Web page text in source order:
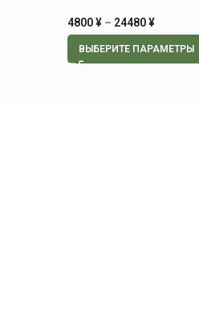
4800¥ – 24480¥
ВЫБЕРИТЕ ПАРАМЕТРЫ